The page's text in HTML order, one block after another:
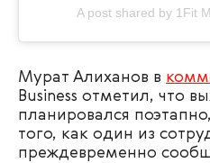
A post shared by 1Fit
Мурат Алиханов в
Business отметил, что
планировался
того, как один из
преждевременно